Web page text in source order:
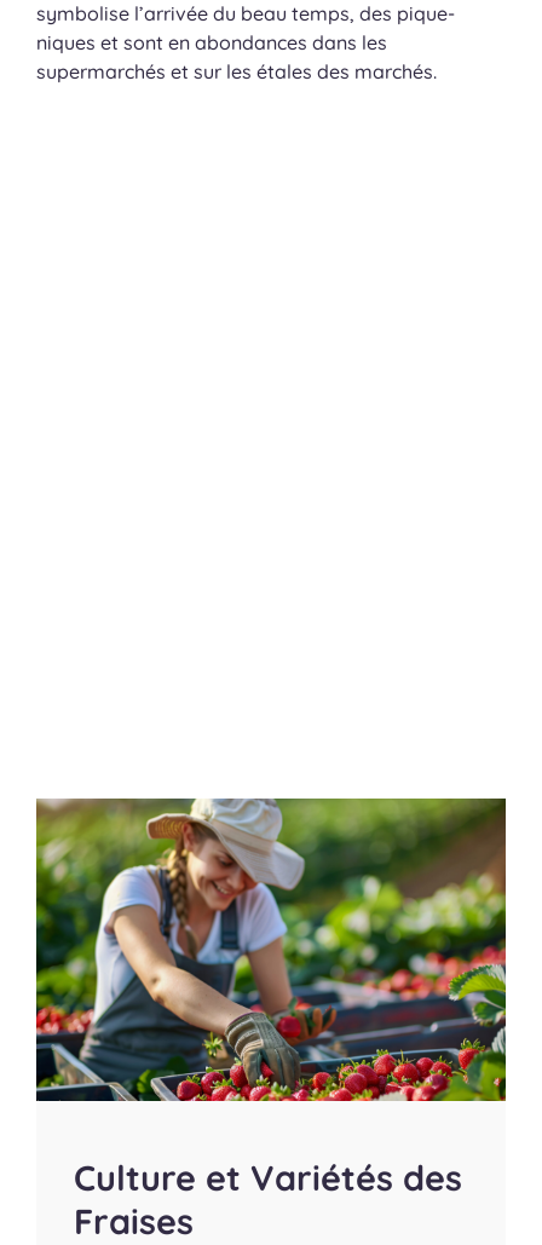
symbolise l’arrivée du beau temps, des pique-
niques et sont en abondances dans les
supermarchés et sur les étales des marchés.
Culture et Variétés des
Fraises